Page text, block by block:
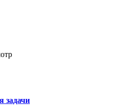
задачи